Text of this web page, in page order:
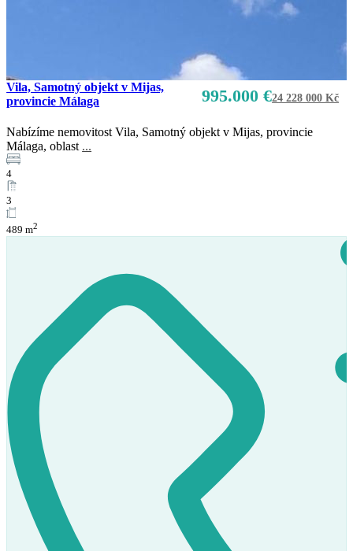
Prodej
K dispozici
995.000 €24 228 000 Kč
Vila, Samotný objekt v Mijas,
provincie Málaga
Nabízíme nemovitost Vila, Samotný objekt v Mijas, provincie
Málaga, oblast ...
4
3
489 m2